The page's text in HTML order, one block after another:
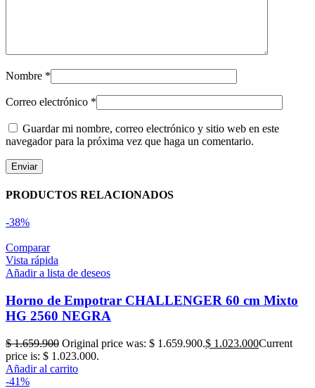
Nombre *
Correo electrónico *
Guardar mi nombre, correo electrónico y sitio web en este
navegador para la próxima vez que haga un comentario.
PRODUCTOS RELACIONADOS
-38%
Comparar
Vista rápida
Añadir a lista de deseos
Horno de Empotrar CHALLENGER 60 cm Mixto
HG 2560 NEGRA
$1.659.900 Original price was: $ 1.659.900.$ 1.023.000Current
price is: $ 1.023.000.
Añadir al carrito
-41%